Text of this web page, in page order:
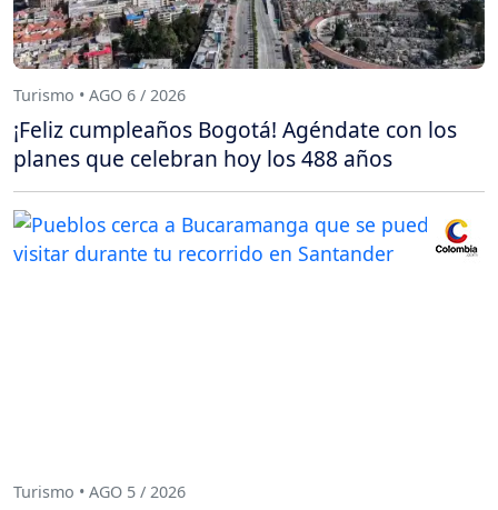
Turismo • AGO 6 / 2026
¡Feliz cumpleaños Bogotá! Agéndate con los
planes que celebran hoy los 488 años
Turismo • AGO 5 / 2026